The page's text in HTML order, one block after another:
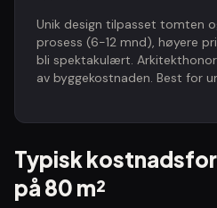
Unik design tilpasset tomten
prosess (6-12 mnd), høyere
bli spektakulært.
av byggekostnaden. Best for
Typisk
på 80 m²